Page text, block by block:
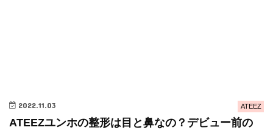
ATEEZ
2022.11.03
ATEEZユンホの整形は目と鼻なの？デビュー前の